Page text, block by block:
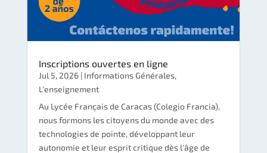
Inscriptions ouvertes en ligne
Jul 5, 2026| Informations Générales,
L'enseignement
Au Lycée Français de Caracas (Colegio Francia),
nous formons les citoyens du monde avec des
technologies de pointe, développant leur
autonomie et leur esprit critique dès l'âge de